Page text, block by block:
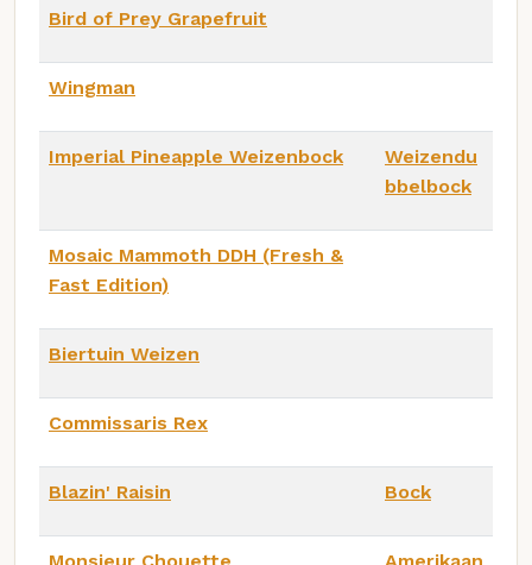
Bird of Prey Grapefruit
Wingman
Imperial Pineapple Weizenbock
Weizendu
bbelbock
Mosaic Mammoth DDH (Fresh &
Fast Edition)
Biertuin Weizen
Commissaris Rex
Blazin' Raisin Bock
Monsieur Chouette
Amerikaan